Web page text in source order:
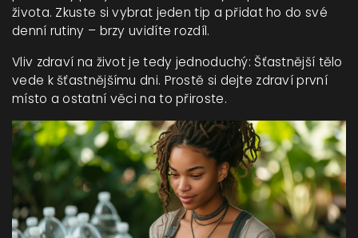
života. Zkuste si vybrat jeden tip a přidat ho do své
denní rutiny – brzy uvidíte rozdíl.
Vliv zdraví na život je tedy jednoduchý: Šťastnější tělo
vede k šťastnějšímu dni. Prostě si dejte zdraví první
místo a ostatní věci na to přiroste.